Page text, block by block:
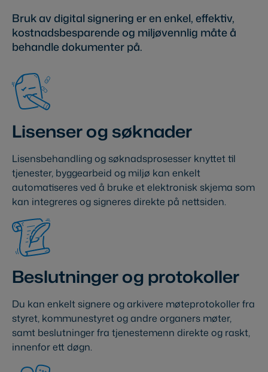
Bruk av digital signering er en enkel, effektiv,
kostnadsbesparende og miljøvennlig måte å
behandle dokumenter på.
Lisenser og søknader
Lisensbehandling og søknadsprosesser knyttet til
tjenester, byggearbeid og miljø kan enkelt
automatiseres ved å bruke et elektronisk skjema som
kan integreres og signeres direkte på nettsiden.
Beslutninger og protokoller
Du kan enkelt signere og arkivere møteprotokoller fra
styret, kommunestyret og andre organers møter,
samt beslutninger fra tjenestemenn direkte og raskt,
innenfor ett døgn.